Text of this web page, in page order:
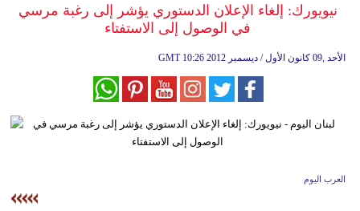
وموسيقى
ديكور
نيويورك: إلغاء الإعلان الدستوري يؤشر إلى رغبة مرسي
في الوصول إلى الاستفتاء
GMT 10:26 2012 الأحد ,09 كانون الأول / ديسمبر
العرب اليوم